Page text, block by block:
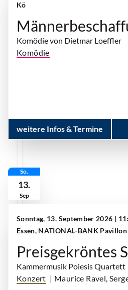
Kö
Komödie von Dietmar Loeffler
Komödie
weitere Infos & Termine
So.
13.
Sep
Sonntag, 13. September 2026 |
Essen, NATIONAL-BANK Pavillon
Preisgekröntes
Kammermusik Poiesis Quartett
Konzert | Maurice Ravel,